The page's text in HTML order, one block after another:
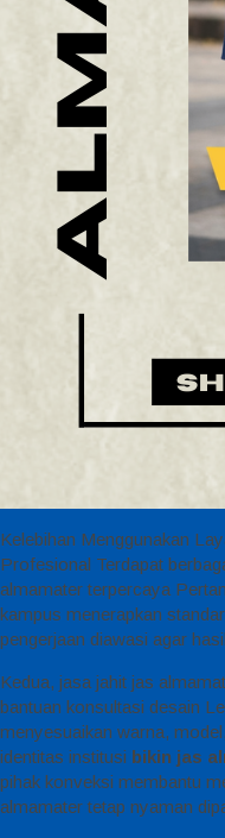
Kelebihan Menggunakan
Profesional Terdapat
almamater terpercaya
kampus menerapkan
pengerjaan diawasi agar
Kedua, jasa jahit jas
bantuan konsultasi desain
menyesuaikan warna,
identitas institusi bikin jas
pihak konveksi membantu
almamater tetap nyaman